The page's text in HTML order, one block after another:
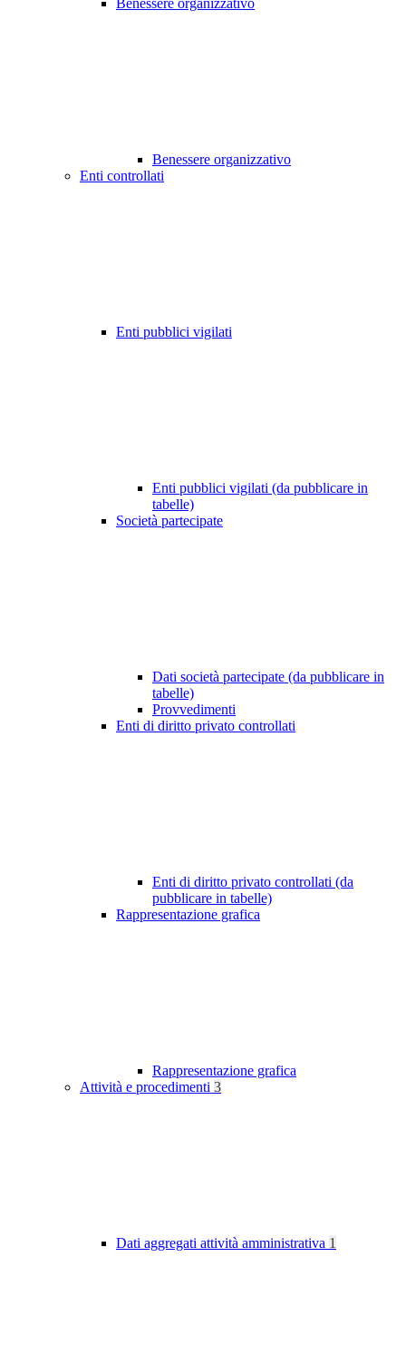
Benessere organizzativo
Benessere organizzativo
Enti controllati
Enti pubblici vigilati
Enti pubblici vigilati (da pubblicare in
tabelle)
Società partecipate
Dati società partecipate (da pubblicare in
tabelle)
Provvedimenti
Enti di diritto privato controllati
Enti di diritto privato controllati (da
pubblicare in tabelle)
Rappresentazione grafica
Rappresentazione grafica
Attività e procedimenti 3
Dati aggregati attività amministrativa 1